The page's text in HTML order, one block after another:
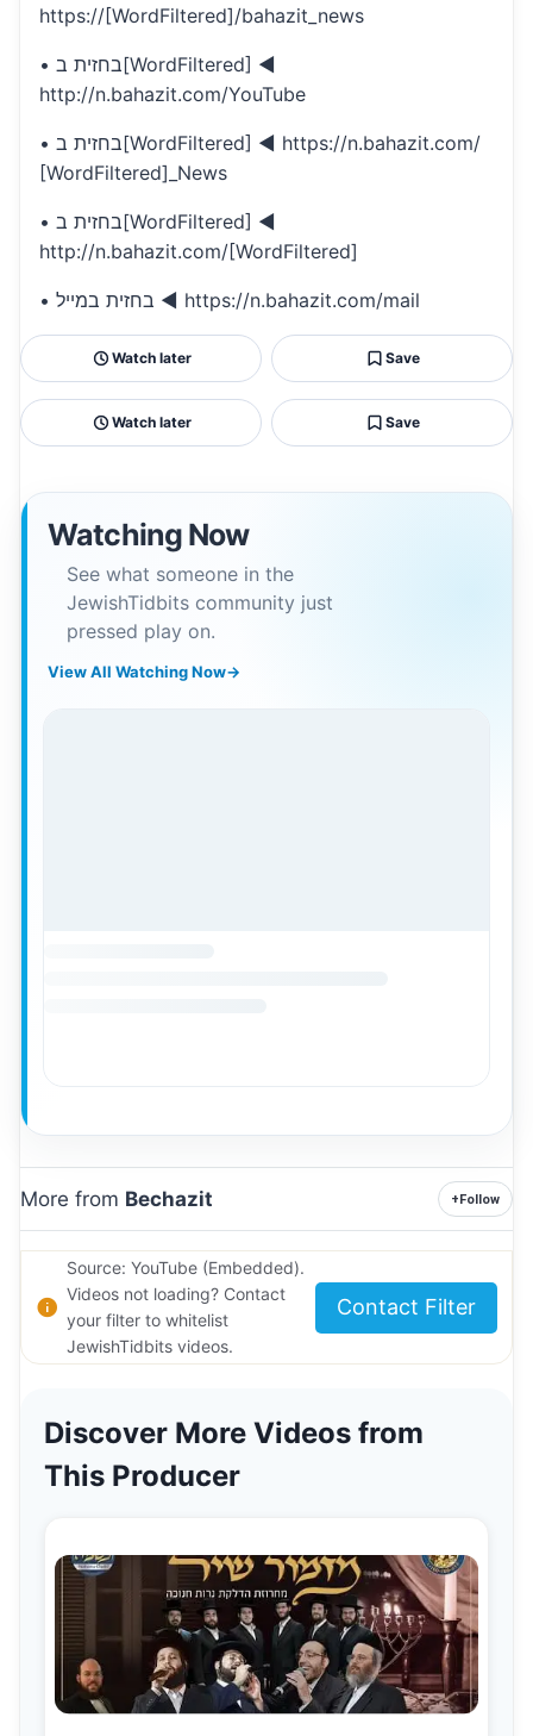
https://[WordFiltered]/bahazit_news
• בחזית ב[WordFiltered] ◄
http://n.bahazit.com/YouTube
• בחזית ב[WordFiltered] ◄ https://n.bahazit.com/
[WordFiltered]_News
• בחזית ב[WordFiltered] ◄
http://n.bahazit.com/[WordFiltered]
• בחזית במייל ◄ https://n.bahazit.com/mail
Watch later Save
Watch later Save
Watching Now
See what someone in the
JewishTidbits community just
pressed play on.
View All Watching Now→
More from Bechazit +Follow
Source: YouTube (Embedded).
Videos not loading? Contact
your filter to whitelist
JewishTidbits videos.
Contact Filter
Discover More Videos from
This Producer